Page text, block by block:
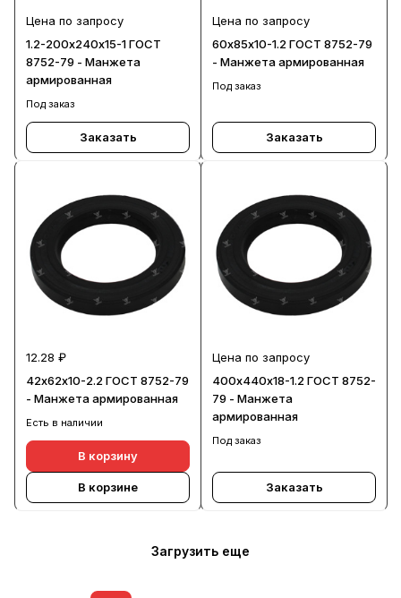
Цена по запросу
1.2-200х240х15-1 ГОСТ
8752-79 - Манжета
армированная
Под заказ
Заказать
Цена по запросу
60х85х10-1.2 ГОСТ 8752-79
- Манжета армированная
Под заказ
Заказать
12.28 ₽
42х62х10-2.2 ГОСТ 8752-79
- Манжета армированная
Есть в наличии
В корзину
В корзине
Цена по запросу
400х440х18-1.2 ГОСТ 8752-
79 - Манжета
армированная
Под заказ
Заказать
Загрузить еще